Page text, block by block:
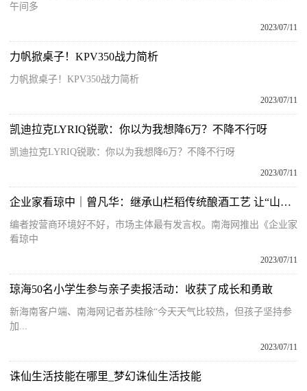
午间多
2023/07/11
力帆掀桌子！KPV350战力简析
力帆掀桌子！KPV350战力简析
2023/07/11
凯迪拉克LYRIQ锐歌：你以为我想降6万？不降不行呀
凯迪拉克LYRIQ锐歌：你以为我想降6万？不降不行呀
2023/07/11
企业家看琼中｜曾凡华：继承山栏稻传统酿酒工艺 让“山栏酒”走向世界
编者按营商环境好不好，市场主体最有发言权。南海网推出《企业家
看琼中
2023/07/11
琼海50名小学生参与亲子卖报活动：收获了成长和勇敢
新海南客户端、南海网记者苏桂除“今天天气比较热，但孩子坚持参
加...
2023/07/11
诛仙生活技能在哪里_梦幻诛仙生活技能